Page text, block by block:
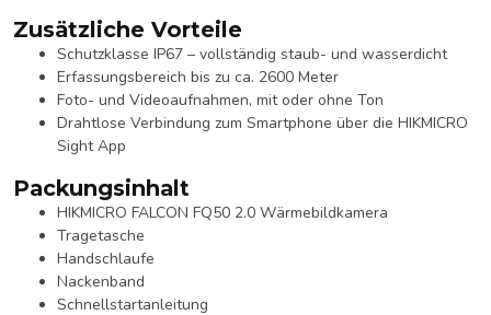
Zusätzliche Vorteile
Schutzklasse IP67 – vollständig staub- und wasserdicht
Erfassungsbereich bis zu ca. 2600 Meter
Foto- und Videoaufnahmen, mit oder ohne Ton
Drahtlose Verbindung zum Smartphone über die HIKMICRO
Sight App
Packungsinhalt
HIKMICRO FALCON FQ50 2.0 Wärmebildkamera
Tragetasche
Handschlaufe
Nackenband
Schnellstartanleitung